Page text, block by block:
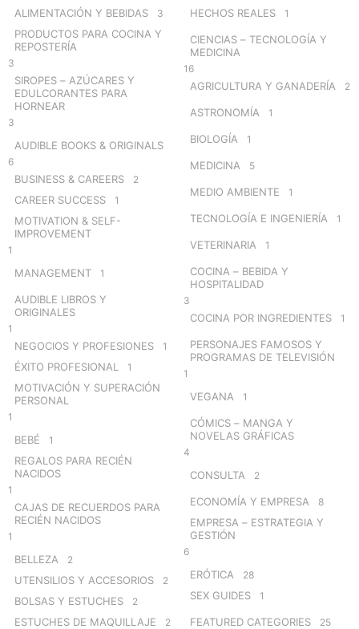
ALIMENTACIÓN Y BEBIDAS 3
PRODUCTOS PARA COCINA Y
REPOSTERÍA
3
SIROPES – AZÚCARES Y
EDULCORANTES PARA
HORNEAR
3
AUDIBLE BOOKS & ORIGINALS
6
BUSINESS & CAREERS 2
CAREER SUCCESS 1
MOTIVATION & SELF-
IMPROVEMENT
1
MANAGEMENT 1
AUDIBLE LIBROS Y
ORIGINALES
1
NEGOCIOS Y PROFESIONES 1
ÉXITO PROFESIONAL 1
MOTIVACIÓN Y SUPERACIÓN
PERSONAL
1
BEBÉ 1
REGALOS PARA RECIÉN
NACIDOS
1
CAJAS DE RECUERDOS PARA
RECIÉN NACIDOS
1
BELLEZA 2
UTENSILIOS Y ACCESORIOS 2
BOLSAS Y ESTUCHES 2
ESTUCHES DE MAQUILLAJE 2
HECHOS REALES 1
CIENCIAS – TECNOLOGÍA Y
MEDICINA
16
AGRICULTURA Y GANADERÍA 2
ASTRONOMÍA 1
BIOLOGÍA 1
MEDICINA 5
MEDIO AMBIENTE 1
TECNOLOGÍA E INGENIERÍA 1
VETERINARIA 1
COCINA – BEBIDA Y
HOSPITALIDAD
3
COCINA POR INGREDIENTES 1
PERSONAJES FAMOSOS Y
PROGRAMAS DE TELEVISIÓN
1
VEGANA 1
CÓMICS – MANGA Y
NOVELAS GRÁFICAS
4
CONSULTA 2
ECONOMÍA Y EMPRESA 8
EMPRESA – ESTRATEGIA Y
GESTIÓN
6
ERÓTICA 28
SEX GUIDES 1
FEATURED CATEGORIES 25